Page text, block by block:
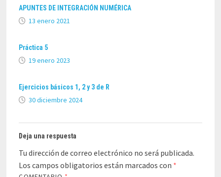
APUNTES DE INTEGRACIÓN NUMÉRICA
13 enero 2021
Práctica 5
19 enero 2023
Ejercicios básicos 1, 2 y 3 de R
30 diciembre 2024
Deja una respuesta
Tu dirección de correo electrónico no será publicada.
Los campos obligatorios están marcados con *